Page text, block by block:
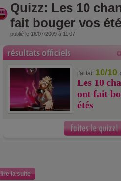
Quizz: Les 10
fait bouger vos
publié le 16/07/2009 à 11:07
j'ai fait 10/10
Les 10
ont fait
étés
lire la suite